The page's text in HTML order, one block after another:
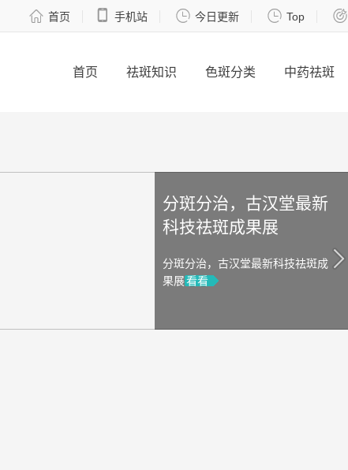
 首页  手机站  今日更新  Top 
首页 祛斑知识 色斑分类 中药祛斑
分斑分治，古汉堂最新
科技祛斑成果展
分斑分治，古汉堂最新科技祛斑成
果展看看